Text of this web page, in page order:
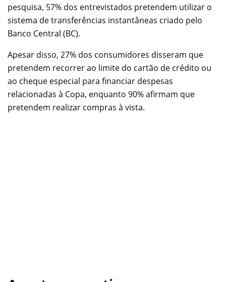
pesquisa, 57% dos entrevistados pretendem utilizar o
sistema de transferências instantâneas criado pelo
Banco Central (BC).
Apesar disso, 27% dos consumidores disseram que
pretendem recorrer ao limite do cartão de crédito ou
ao cheque especial para financiar despesas
relacionadas à Copa, enquanto 90% afirmam que
pretendem realizar compras à vista.